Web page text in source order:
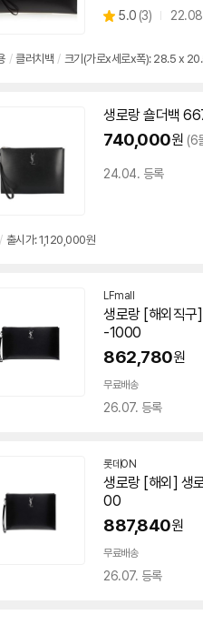
별
5.0 (상
리
3)
/ 클러치백 / 크기(가로x세로x폭): 28.5 x
생로랑 숄더백
740,000원 (6
24.04. 등록
/ 출시가: 1,120,000원
LFmall
생로랑 [해외직
-1000
862,780원
무료배송
26.07. 등록
롯데ON
생로랑 [해외] 생
00
887,840원
무료배송
26.07. 등록